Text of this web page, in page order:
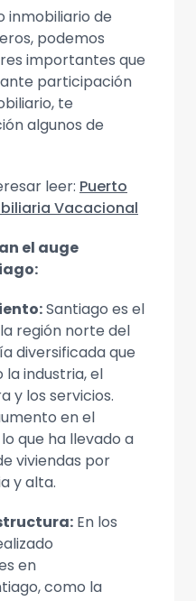
inmobiliario de
podemos
importantes que
participación
te
algunos de
leer: Puerto
Vacacional
el auge
Santiago es el
región norte del
diversificada que
industria, el
y los servicios.
en el
que ha llevado a
viviendas por
y alta.
En los
en
como la